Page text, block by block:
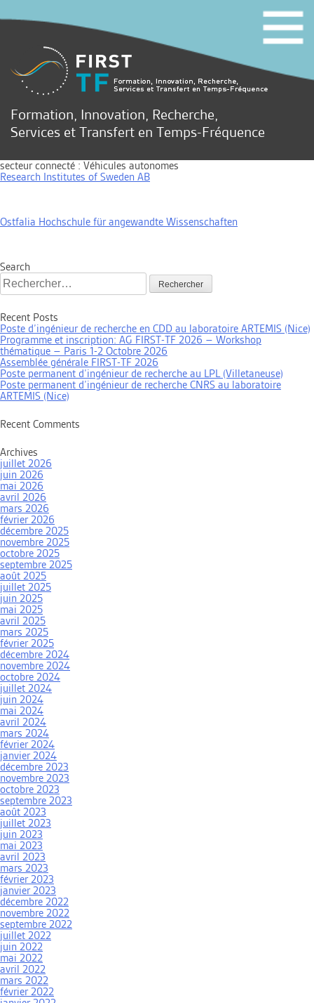
Formation, Innovation, Recherche,
Services et Transfert en Temps-Fréquence
secteur connecté : Véhicules autonomes
Research Institutes of Sweden AB
Ostfalia Hochschule für angewandte Wissenschaften
Search
Rechercher :
Recent Posts
Poste d’ingénieur de recherche en CDD au laboratoire ARTEMIS (Nice)
Programme et inscription: AG FIRST-TF 2026 – Workshop
thématique – Paris 1-2 Octobre 2026
Assemblée générale FIRST-TF 2026
Poste permanent d’ingénieur de recherche au LPL (Villetaneuse)
Poste permanent d’ingénieur de recherche CNRS au laboratoire
ARTEMIS (Nice)
Recent Comments
Archives
juillet 2026
juin 2026
mai 2026
avril 2026
mars 2026
février 2026
décembre 2025
novembre 2025
octobre 2025
septembre 2025
août 2025
juillet 2025
juin 2025
mai 2025
avril 2025
mars 2025
février 2025
décembre 2024
novembre 2024
octobre 2024
juillet 2024
juin 2024
mai 2024
avril 2024
mars 2024
février 2024
janvier 2024
décembre 2023
novembre 2023
octobre 2023
septembre 2023
août 2023
juillet 2023
juin 2023
mai 2023
avril 2023
mars 2023
février 2023
janvier 2023
décembre 2022
novembre 2022
septembre 2022
juillet 2022
juin 2022
mai 2022
avril 2022
mars 2022
février 2022